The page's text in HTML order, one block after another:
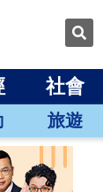
社會
旅遊